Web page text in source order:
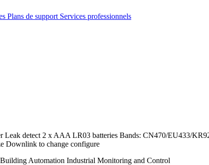
Plans de support Services professionnels
Leak detect 2 x AAA LR03 batteries Bands: CN470/EU433/
Downlink to change configure
Automation Industrial Monitoring and Control